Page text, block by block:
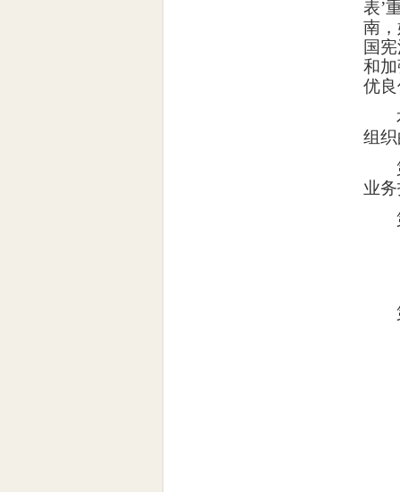
表’
南
国
和
优
组
业